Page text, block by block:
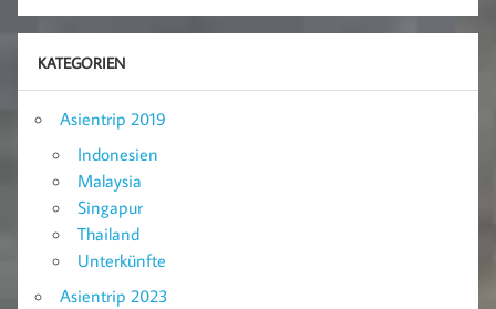
KATEGORIEN
Asientrip 2019
Indonesien
Malaysia
Singapur
Thailand
Unterkünfte
Asientrip 2023